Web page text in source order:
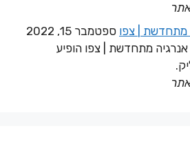
מתחדשת | צפו ספטמבר 15, 2022
מתחדשת | צפו הופיע